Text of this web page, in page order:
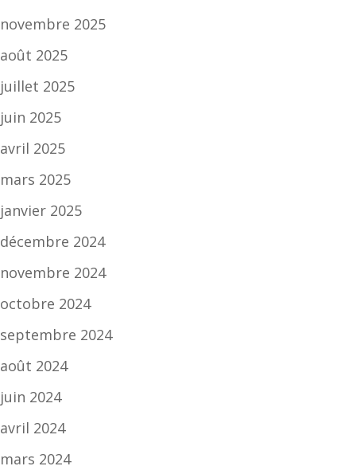
novembre 2025
août 2025
juillet 2025
juin 2025
avril 2025
mars 2025
janvier 2025
décembre 2024
novembre 2024
octobre 2024
septembre 2024
août 2024
juin 2024
avril 2024
mars 2024